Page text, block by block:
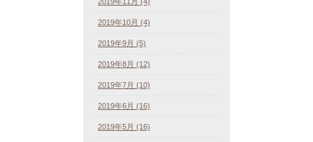
2019年10月 (4)
2019年9月 (5)
2019年8月 (12)
2019年7月 (10)
2019年6月 (16)
2019年5月 (16)